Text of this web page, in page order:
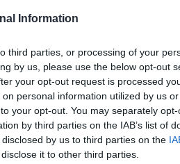
Information
third parties, or processing of your
by us, please use the below opt-out
your opt-out request is processed
personal information utilized by us
your opt-out. You may separately
by third parties on the IAB’s list of
by us to third parties on the
it to other third parties.
σημεία σε όλη την Ελλάδα
του δυστυχήματος».
η χρήση της τεχνικής της
παγκοσμίως.